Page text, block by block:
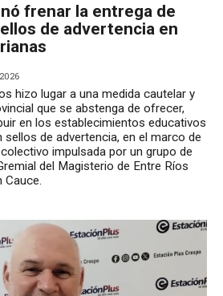
frenar la entrega de
de advertencia en
hizo lugar a una medida cautelar y
que se abstenga de ofrecer,
en los establecimientos educativos
de advertencia, en el marco de
impulsada por un grupo de
del Magisterio de Entre Ríos
Cauce.